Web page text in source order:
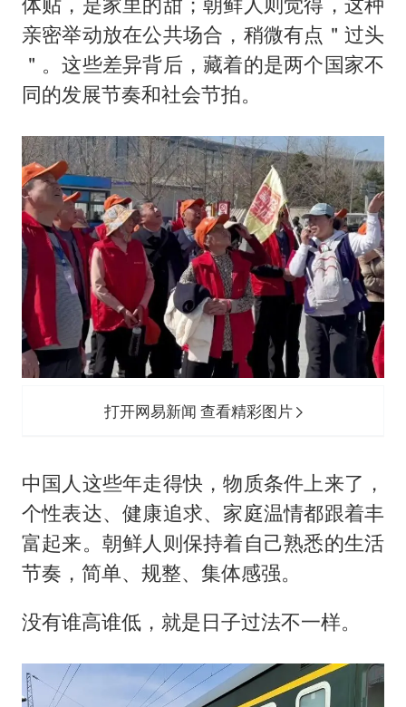
亲密举动放在公共场合，稍微有点＂过头
＂。这些差异背后，藏着的是两个国家不
同的发展节奏和社会节拍。
打开网易新闻 查看精彩图片
中国人这些年走得快，物质条件上来了，
个性表达、健康追求、家庭温情都跟着丰
富起来。朝鲜人则保持着自己熟悉的生活
节奏，简单、规整、集体感强。
没有谁高谁低，就是日子过法不一样。